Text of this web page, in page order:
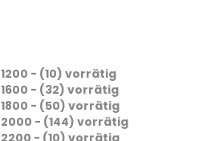
1200 - (10) vorrätig
1600 - (32) vorrätig
1800 - (50) vorrätig
2000 - (144) vorrätig
2200 - (10) vorrätig